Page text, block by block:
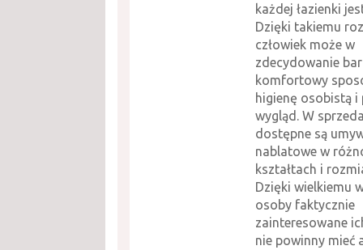
każdej łazienki
Dzięki takiemu
człowiek może w
zdecydowanie
komfortowy
higienę osobistą i
wygląd. W
dostępne są
nablatowe w
kształtach i
Dzięki wielkiemu
osoby faktycznie
zainteresowane
nie powinny mieć